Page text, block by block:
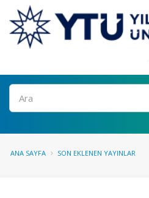
Ara
ANA SAYFA SON EKLENEN YAYINLAR